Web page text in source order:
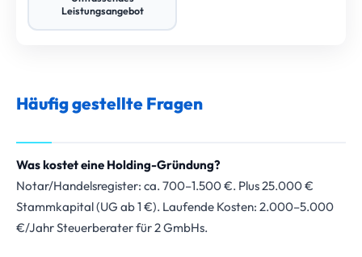
Leistungsangebot
Häufig gestellte Fragen
Was kostet eine Holding-Gründung?
Notar/Handelsregister: ca. 700–1.500 €. Plus 25.000 €
Stammkapital (UG ab 1 €). Laufende Kosten: 2.000–5.000
€/Jahr Steuerberater für 2 GmbHs.